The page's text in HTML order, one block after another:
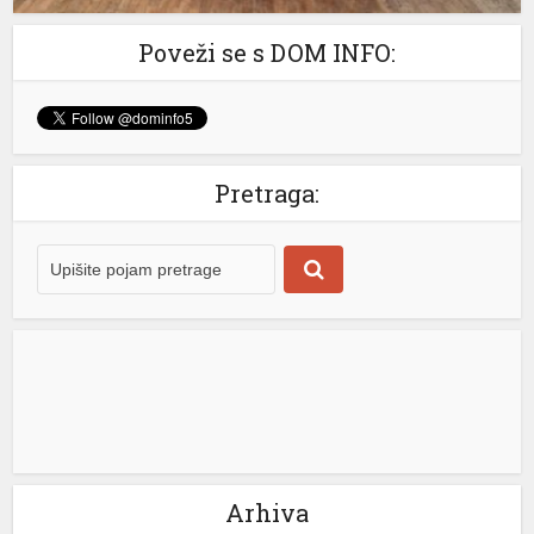
shortener
Poveži se s DOM INFO:
Pretraga:
Arhiva